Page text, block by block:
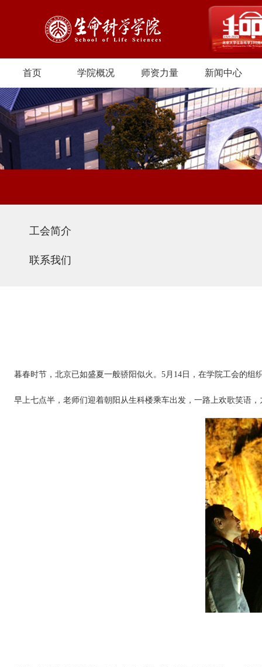
首页 学院概况 师资力量 新闻中心
工会简介
联系我们
暮春时节，北京已如盛夏一般骄阳似火。 5月 14 日，在学院工会的组
早上七点半，老师们迎着朝阳从生科楼乘车出发，一路上欢歌笑语